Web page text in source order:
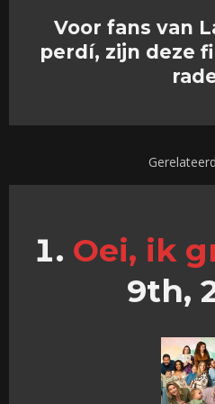
Voor fans van
perdí, zijn deze
Oei, ik
9th,